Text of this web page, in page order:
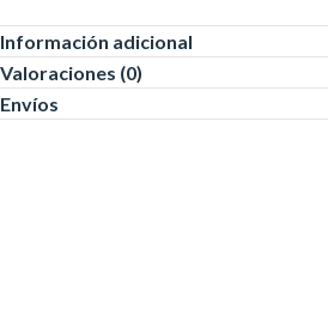
Información adicional
Valoraciones (0)
Envíos